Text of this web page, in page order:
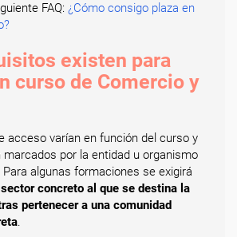
FAQ: ¿Cómo consigo plaza en
existen para
curso de Comercio y
acceso varían en función del curso y
por la entidad u organismo
algunas formaciones se exigirá
concreto al que se destina la
pertenecer a una comunidad
.